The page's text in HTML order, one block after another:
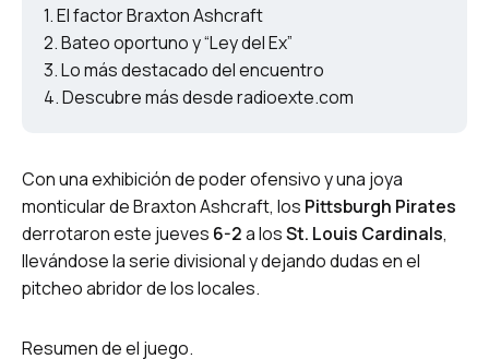
El factor Braxton Ashcraft
Bateo oportuno y “Ley del Ex”
Lo más destacado del encuentro
Descubre más desde radioexte.com
Con una exhibición de poder ofensivo y una joya
monticular de Braxton Ashcraft, los Pittsburgh Pirates
derrotaron este jueves 6-2a losSt. Louis Cardinals,
llevándose la serie divisional y dejando dudas en el
pitcheo abridor de los locales.
Resumen de el juego.